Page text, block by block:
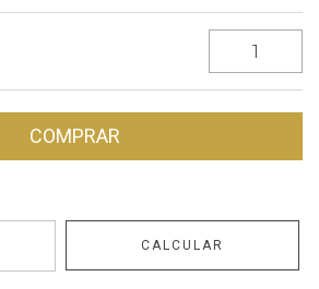
CALCULAR